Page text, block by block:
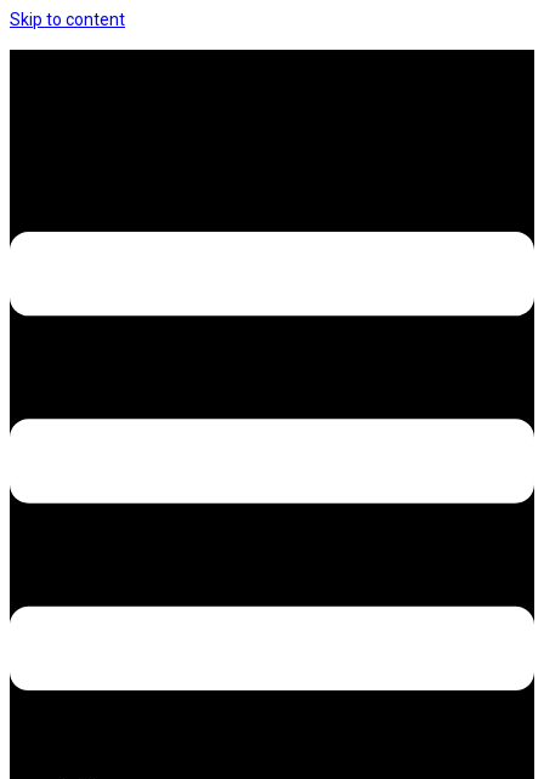
Skip to content